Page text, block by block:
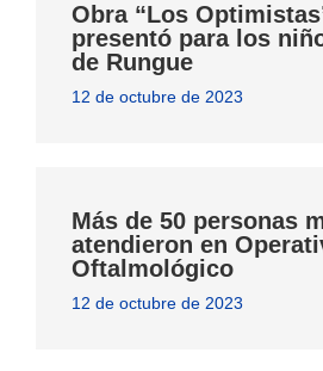
Obra “Los
presentó para los
de Rungue
12 de octubre de 2023
Más de 50 personas
atendieron en
Oftalmológico
12 de octubre de 2023